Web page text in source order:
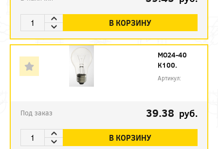
В КОРЗИНУ
МО24-40
К100.
Артикул:
Под заказ 39.38 руб.
В КОРЗИНУ